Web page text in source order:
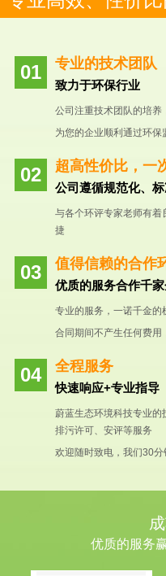
专业的技术团队
致力于环保行业
公司注重技术团队的培养
为您的企业顺利通过环保
超高性价比，一
公司遵循规范化、
与各个环评专家老师有
捷
值得信赖的合作
优质的服务合作千
专业的服务，一诺千金的
合同期间不产生任何费用
全程服务
快速响应+专业指导
蔚蓝生态环境科技专业的
排污许可、安评等服务
欢迎随时致电，我们30
优质的服务